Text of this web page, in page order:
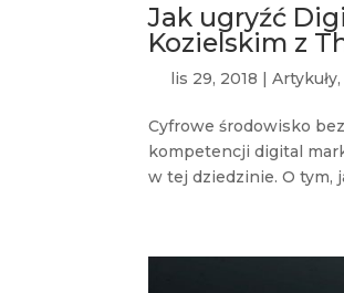
Jak ugryźć
Kozielskim z
lis 29, 2018 |Artykuły,
Cyfrowe środowisko
kompetencji digital
w tej dziedzinie. O tym,